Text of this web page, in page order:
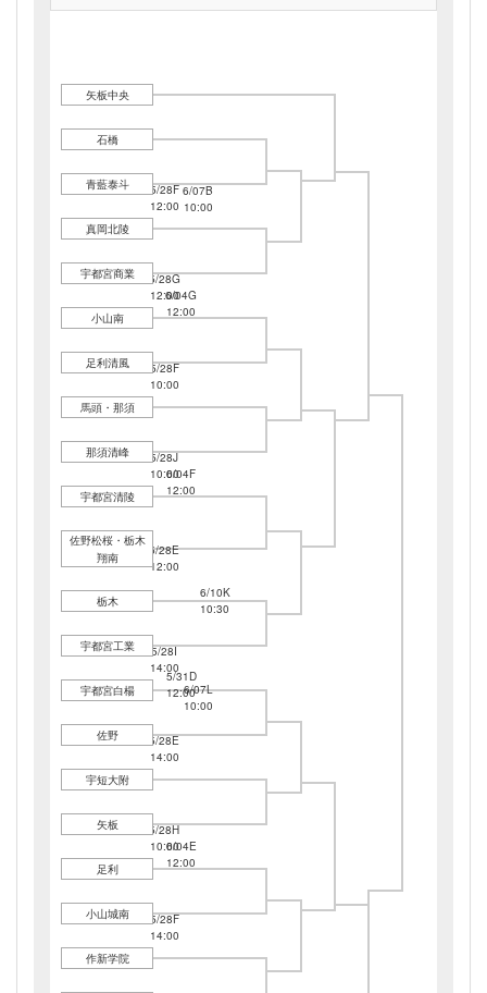
矢板中央
6/07B
10:00
石橋
5/28F
12:00
青藍泰斗
6/04G
12:00
真岡北陵
5/28G
12:00
宇都宮商業
6/10K
10:30
小山南
5/28F
10:00
足利清風
6/04F
12:00
馬頭・那須
5/28J
10:00
那須清峰
6/07L
10:00
宇都宮清陵
5/28E
12:00
佐野松桜・栃木
翔南
5/31D
12:00
栃木
5/28I
14:00
宇都宮工業
宇都宮白楊
5/28E
14:00
佐野
6/04E
12:00
宇短大附
5/28H
10:00
矢板
足利
5/28F
14:00
小山城南
作新学院